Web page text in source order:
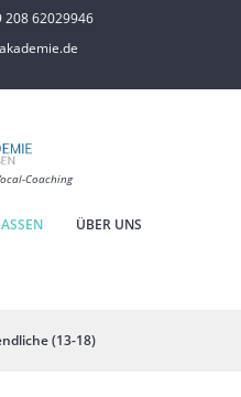
208 62029946
Coaching
ÜBER UNS
(13-18)